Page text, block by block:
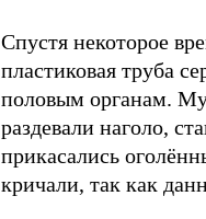
Спустя некоторое
пластиковая труба
половым органам.
раздевали наголо,
прикасались
кричали, так как